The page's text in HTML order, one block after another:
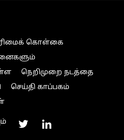
கொள்கை
நெறிமுறை நடத்தை
செய்தி காப்பகம்